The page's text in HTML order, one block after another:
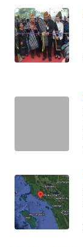
WN
SERAMBI
NTB
WN
SULTENG